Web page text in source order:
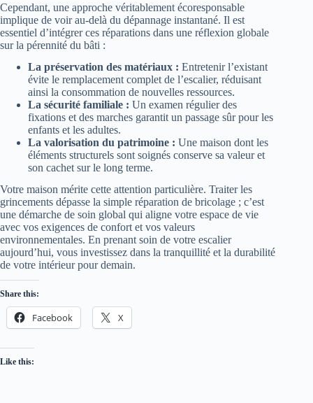
Cependant, une approche véritablement écoresponsable
implique de voir au-delà du dépannage instantané. Il est
essentiel d’intégrer ces réparations dans une réflexion globale
sur la pérennité du bâti :
La préservation des matériaux : Entretenir l’existant
évite le remplacement complet de l’escalier, réduisant
ainsi la consommation de nouvelles ressources.
La sécurité familiale : Un examen régulier des
fixations et des marches garantit un passage sûr pour les
enfants et les adultes.
La valorisation du patrimoine : Une maison dont les
éléments structurels sont soignés conserve sa valeur et
son cachet sur le long terme.
Votre maison mérite cette attention particulière. Traiter les
grincements dépasse la simple réparation de bricolage ; c’est
une démarche de soin global qui aligne votre espace de vie
avec vos exigences de confort et vos valeurs
environnementales. En prenant soin de votre escalier
aujourd’hui, vous investissez dans la tranquillité et la durabilité
de votre intérieur pour demain.
Share this:
Facebook X
Like this: